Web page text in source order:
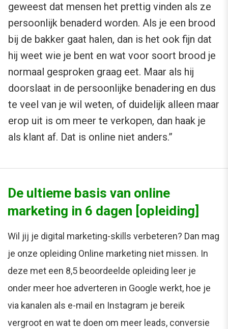
geweest dat mensen het prettig vinden als ze
persoonlijk benaderd worden. Als je een brood
bij de bakker gaat halen, dan is het ook fijn dat
hij weet wie je bent en wat voor soort brood je
normaal gesproken graag eet. Maar als hij
doorslaat in de persoonlijke benadering en dus
te veel van je wil weten, of duidelijk alleen maar
erop uit is om meer te verkopen, dan haak je
als klant af. Dat is online niet anders.”
De ultieme basis van online
marketing in 6 dagen [opleiding]
Wil jij je digital marketing-skills verbeteren? Dan mag
je onze opleiding Online marketing niet missen. In
deze met een 8,5 beoordeelde opleiding leer je
onder meer hoe adverteren in Google werkt, hoe je
via kanalen als e-mail en Instagram je bereik
vergroot en wat te doen om meer leads, conversie